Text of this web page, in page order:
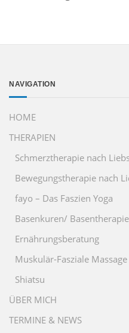
NAVIGATION
HOME
THERAPIEN
Schmerztherapie nach
Bewegungstherapie nach
fayo – Das Faszien Yoga
Basenkuren/ Basentherapie
Ernährungsberatung
Muskulär-Fasziale Massage
Shiatsu
ÜBER MICH
TERMINE & NEWS